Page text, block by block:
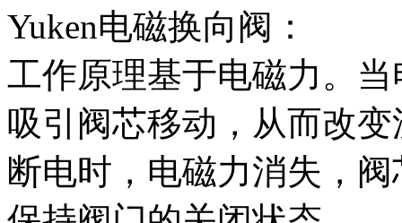
Yuken电磁换向阀：
工作原理基于电磁力。
吸引阀芯移动，从而改
断电时，电磁力消失，